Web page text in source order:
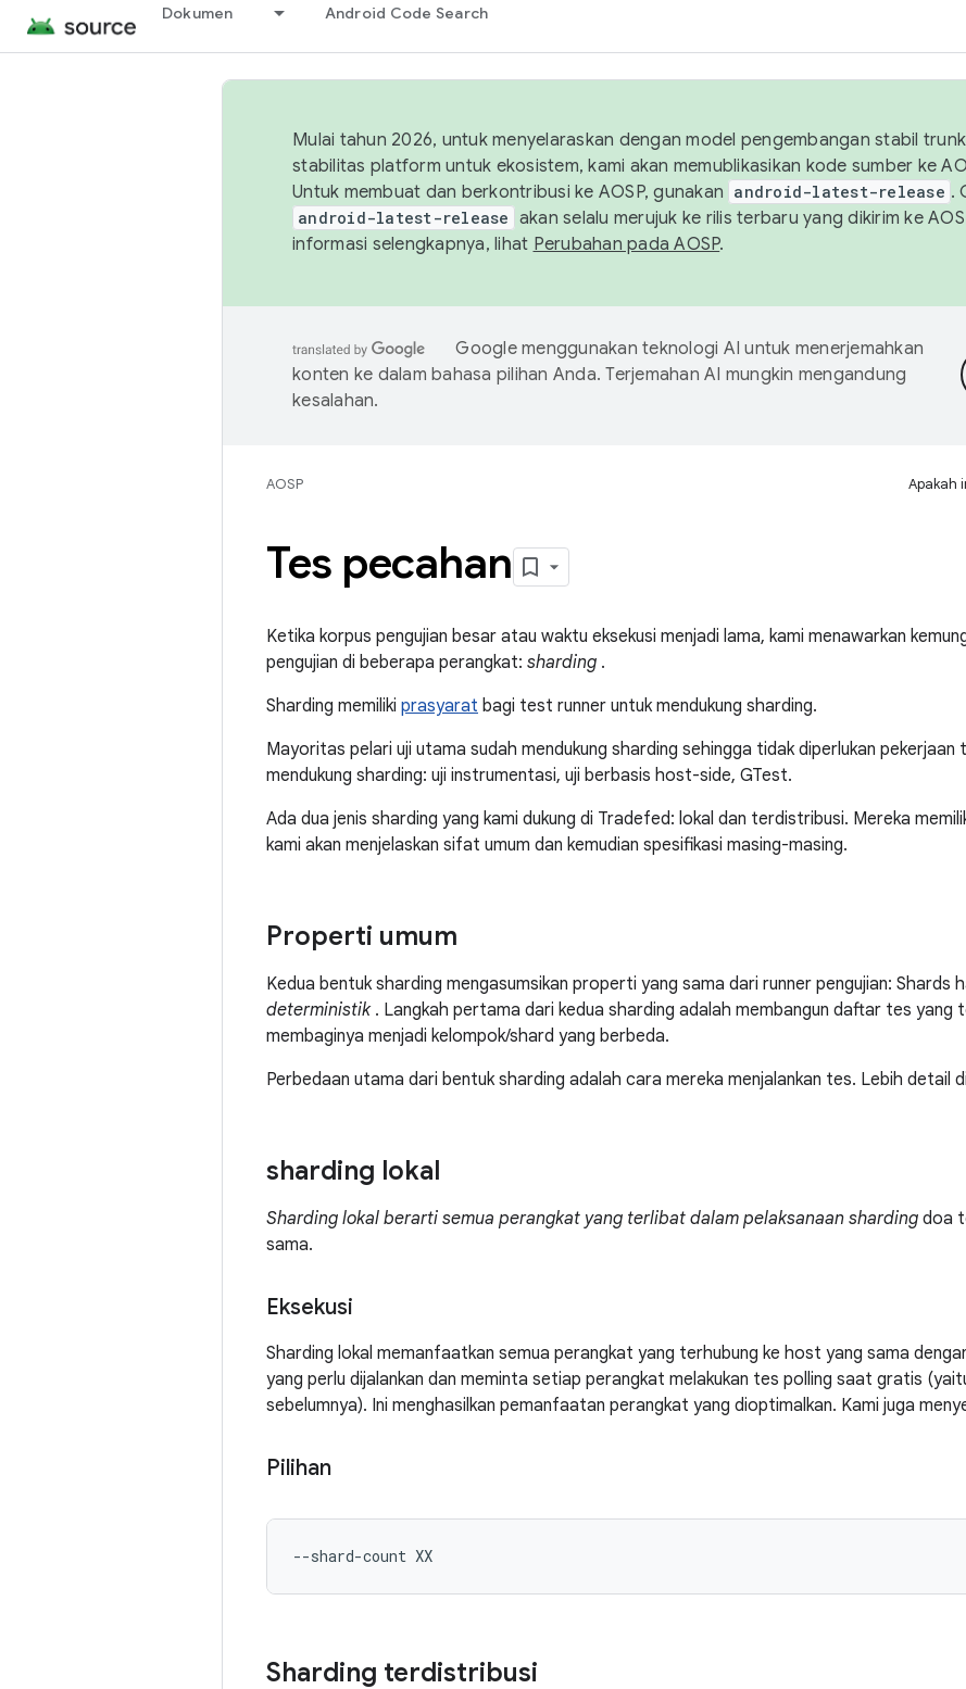
Dokumen Android Code Search
Mulai tahun 2026, untuk menyelaraskan dengan model pengembangan stabil
stabilitas platform untuk ekosistem, kami akan memublikasikan kode sumber ke
Untuk membuat dan berkontribusi ke AOSP, gunakan android-latest-release .
android-latest-release akan selalu merujuk ke rilis terbaru yang dikirim ke
informasi selengkapnya, lihat Perubahan pada AOSP.
Google menggunakan teknologi AI untuk menerjemahkan
konten ke dalam bahasa pilihan Anda. Terjemahan AI mungkin mengandung
kesalahan.
AOSP Apakah
Tes pecahan
Ketika korpus pengujian besar atau waktu eksekusi menjadi lama, kami menawarkan
pengujian di beberapa perangkat: sharding .
Sharding memiliki prasyarat bagi test runner untuk mendukung sharding.
Mayoritas pelari uji utama sudah mendukung sharding sehingga tidak diperlukan pekerjaan
mendukung sharding: uji instrumentasi, uji berbasis host-side, GTest.
Ada dua jenis sharding yang kami dukung di Tradefed: lokal dan terdistribusi. Mereka
kami akan menjelaskan sifat umum dan kemudian spesifikasi masing-masing.
Properti umum
Kedua bentuk sharding mengasumsikan properti yang sama dari runner pengujian: Shards
deterministik. Langkah pertama dari kedua sharding adalah membangun daftar tes yang
membaginya menjadi kelompok/shard yang berbeda.
Perbedaan utama dari bentuk sharding adalah cara mereka menjalankan tes. Lebih detail
sharding lokal
Sharding lokal berarti semua perangkat yang terlibat dalam pelaksanaan sharding doa
sama.
Eksekusi
Sharding lokal memanfaatkan semua perangkat yang terhubung ke host yang sama
yang perlu dijalankan dan meminta setiap perangkat melakukan tes polling saat gratis
sebelumnya). Ini menghasilkan pemanfaatan perangkat yang dioptimalkan. Kami juga
Pilihan
--shard-count XX
Sharding terdistribusi